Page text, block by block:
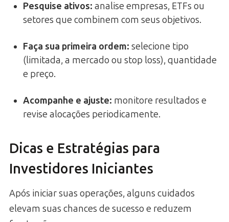
Pesquise ativos: analise empresas, ETFs ou
setores que combinem com seus objetivos.
Faça sua primeira ordem: selecione tipo
(limitada, a mercado ou stop loss), quantidade
e preço.
Acompanhe e ajuste: monitore resultados e
revise alocações periodicamente.
Dicas e Estratégias para
Investidores Iniciantes
Após iniciar suas operações, alguns cuidados
elevam suas chances de sucesso e reduzem